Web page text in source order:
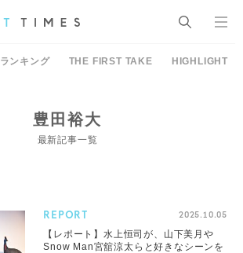
ランキング THE FIRST TAKE HIGHLIGHT
豊田裕大
最新記事一覧
REPORT 2025.10.05
【レポート】水上恒司が、山下美月や
Snow Man宮舘涼太らと好きなシーンを